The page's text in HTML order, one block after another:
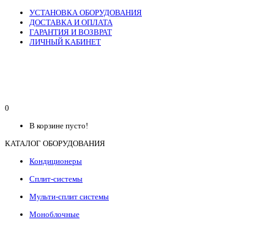
УСТАНОВКА ОБОРУДОВАНИЯ
ДОСТАВКА И ОПЛАТА
ГАРАНТИЯ И ВОЗВРАТ
ЛИЧНЫЙ КАБИНЕТ
0
В корзине пусто!
КАТАЛОГ ОБОРУДОВАНИЯ
Кондиционеры
Сплит-системы
Мульти-сплит системы
Моноблочные